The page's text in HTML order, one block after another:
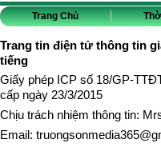
Trang Chủ
Trang tin điện tử thông tin
tiếng
Giấy phép ICP số 18/GP-
cấp ngày 23/3/2015
Chịu trách nhiệm thông tin:
Email: